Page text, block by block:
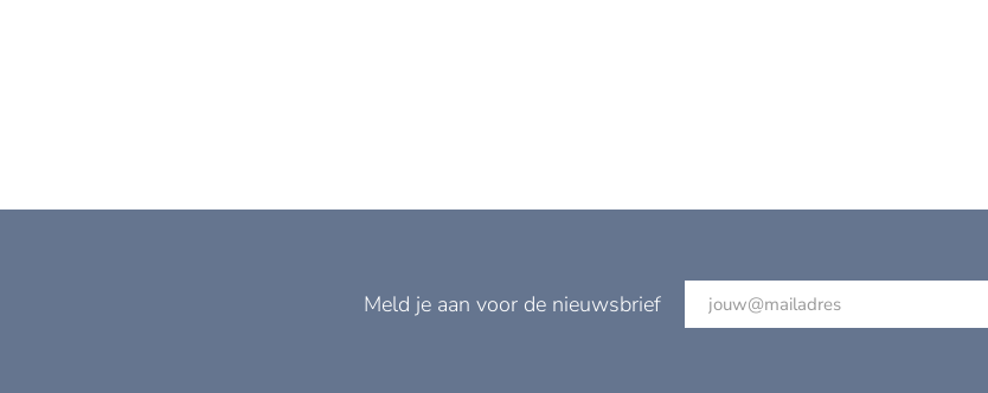
Meld je aan voor de nieuwsbrief